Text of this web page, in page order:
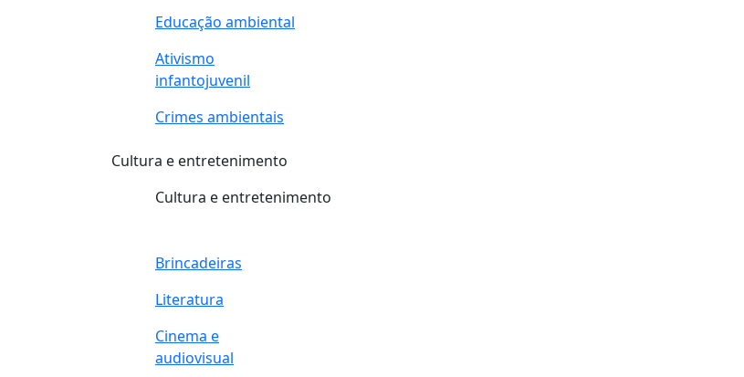
Educação ambiental
Ativismo
infantojuvenil
Crimes ambientais
Cultura e entretenimento
Cultura e entretenimento
Brincadeiras
Literatura
Cinema e
audiovisual